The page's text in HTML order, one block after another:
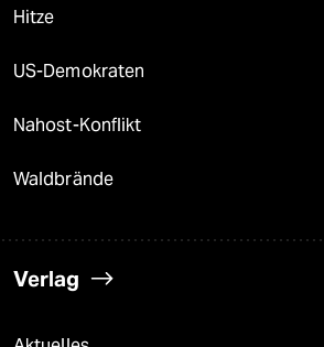
Hitze
US-Demokraten
Nahost-Konflikt
Waldbrände
Verlag